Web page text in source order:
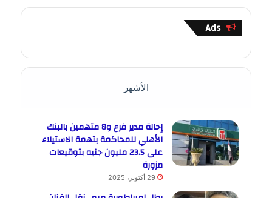
Ads
الأشهر
إحالة مدير فرع و8 متهمين بالبنك
الأهلي للمحاكمة بتهمة الاستيلاء
على 23.5 مليون جنيه بتوقيعات
مزورة
29 أكتوبر، 2025